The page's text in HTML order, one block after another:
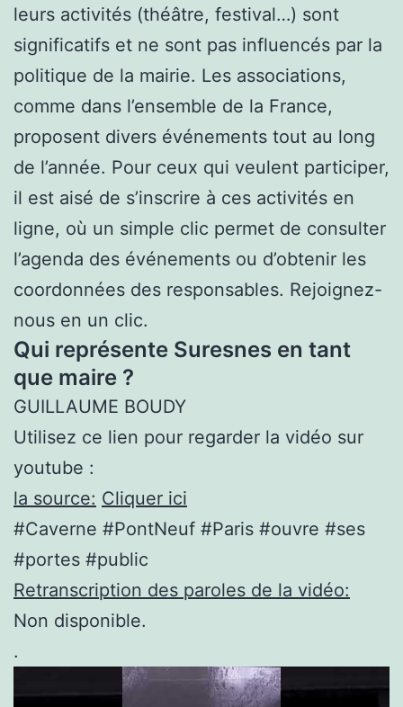
leurs activités (théâtre, festival…) sont
significatifs et ne sont pas influencés par la
politique de la mairie. Les associations,
comme dans l’ensemble de la France,
proposent divers événements tout au long
de l’année. Pour ceux qui veulent participer,
il est aisé de s’inscrire à ces activités en
ligne, où un simple clic permet de consulter
l’agenda des événements ou d’obtenir les
coordonnées des responsables. Rejoignez-
nous en un clic.
Qui représente Suresnes en tant
que maire ?
GUILLAUME BOUDY
Utilisez ce lien pour regarder la vidéo sur
youtube :
la source: Cliquer ici
#Caverne #PontNeuf #Paris #ouvre #ses
#portes #public
Retranscription des paroles de la vidéo:
Non disponible.
.